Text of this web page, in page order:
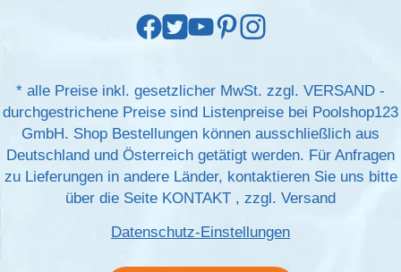
* alle Preise inkl. gesetzlicher MwSt. zzgl. VERSAND -
durchgestrichene Preise sind Listenpreise bei Poolshop123
GmbH. Shop Bestellungen können ausschließlich aus
Deutschland und Österreich getätigt werden. Für Anfragen
zu Lieferungen in andere Länder, kontaktieren Sie uns bitte
über die Seite KONTAKT , zzgl. Versand
Datenschutz-Einstellungen